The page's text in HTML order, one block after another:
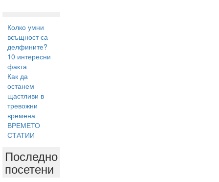
Колко умни
всъщност са
делфините?
10 интересни
факта
Как да
останем
щастливи в
тревожни
времена
ВРЕМЕТО
СТАТИИ
Последно
посетени